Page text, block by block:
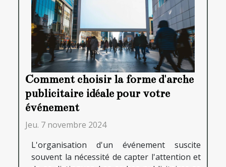
Comment choisir la forme d'arche
publicitaire idéale pour votre
événement
Jeu. 7 novembre 2024
L'organisation d'un événement suscite
souvent la nécessité de capter l'attention et